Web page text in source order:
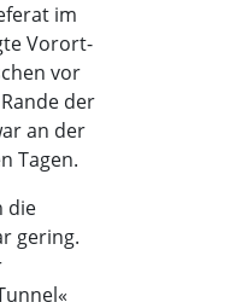
im
Vorort-
vor
der
an der
Tagen.
die
gering.